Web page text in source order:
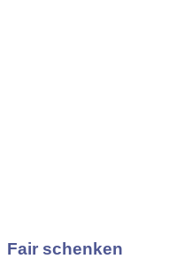
Fair schenken